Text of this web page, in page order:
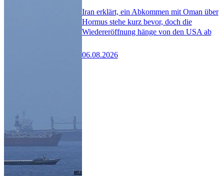
Iran erklärt, ein Abkommen mit Oman über
Hormus stehe kurz bevor, doch die
Wiedereröffnung hänge von den USA ab
06.08.2026